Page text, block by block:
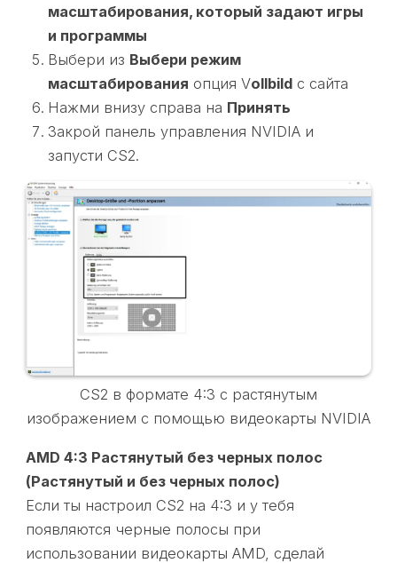
масштабирования, который задают игры
и программы
Выбери из Выбери режим
масштабирования опция Vollbildс сайта
Нажми внизу справа на Принять
Закрой панель управления NVIDIA и
запусти CS2.
CS2 в формате 4:3 с растянутым
изображением с помощью видеокарты NVIDIA
AMD 4:3 Растянутый без черных полос
(Растянутый и без черных полос)
Если ты настроил CS2 на 4:3 и у тебя
появляются черные полосы при
использовании видеокарты AMD, сделай